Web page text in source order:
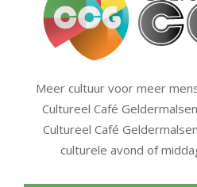
Meer cultuur voor meer
Cultureel Café
Cultureel Café
culturele avond of